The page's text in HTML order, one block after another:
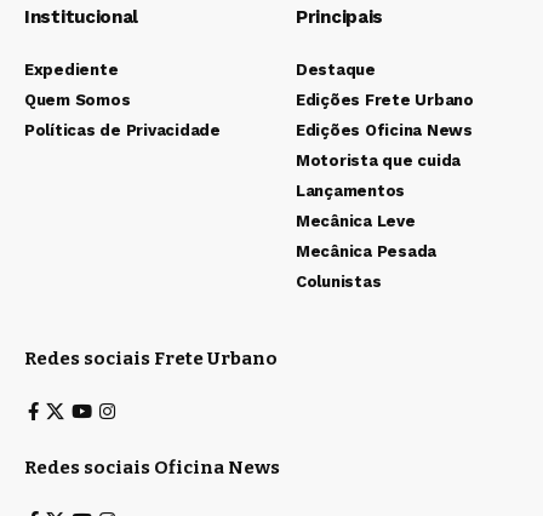
Institucional
Expediente
Quem Somos
Políticas de Privacidade
Principais
Destaque
Edições Frete Urbano
Edições Oficina News
Motorista que cuida
Lançamentos
Mecânica Leve
Mecânica Pesada
Colunistas
Redes sociais Frete Urbano
Redes sociais Oficina News